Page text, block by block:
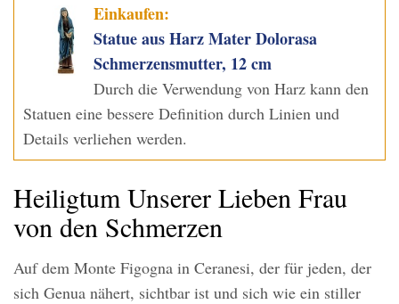
Einkaufen:
Statue aus Harz Mater Dolorasa
Schmerzensmutter, 12 cm
Durch die Verwendung von Harz kann den
Statuen eine bessere Definition durch Linien und
Details verliehen werden.
Heiligtum Unserer Lieben Frau
von den Schmerzen
Auf dem Monte Figogna in Ceranesi, der für jeden, der
sich Genua nähert, sichtbar ist und sich wie ein stiller